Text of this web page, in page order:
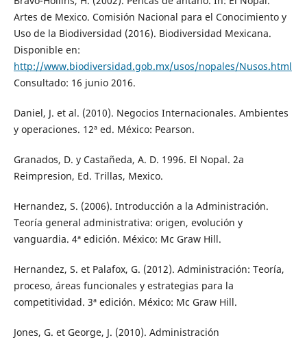
Artes de Mexico. Comisión Nacional para el Conocimiento y
Uso de la Biodiversidad (2016). Biodiversidad Mexicana.
Disponible en:
http://www.biodiversidad.gob.mx/usos/nopales/Nusos.html
Consultado: 16 junio 2016.
Daniel, J. et al. (2010). Negocios Internacionales. Ambientes
y operaciones. 12ª ed. México: Pearson.
Granados, D. y Castañeda, A. D. 1996. El Nopal. 2a
Reimpresion, Ed. Trillas, Mexico.
Hernandez, S. (2006). Introducción a la Administración.
Teoría general administrativa: origen, evolución y
vanguardia. 4ª edición. México: Mc Graw Hill.
Hernandez, S. et Palafox, G. (2012). Administración: Teoría,
proceso, áreas funcionales y estrategias para la
competitividad. 3ª edición. México: Mc Graw Hill.
Jones, G. et George, J. (2010). Administración